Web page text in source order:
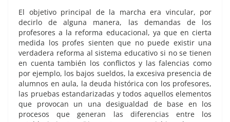
El objetivo principal de la marcha era vincular, por
decirlo de alguna manera, las demandas de los
profesores a la reforma educacional, ya que en cierta
medida los profes sienten que no puede existir una
verdadera reforma al sistema educativo si no se tienen
en cuenta también los conflictos y las falencias como
por ejemplo, los bajos sueldos, la excesiva presencia de
alumnos en aula, la deuda histórica con los profesores,
las pruebas estandarizadas y todos aquellos elementos
que provocan un una desigualdad de base en los
procesos que generan las diferencias entre los